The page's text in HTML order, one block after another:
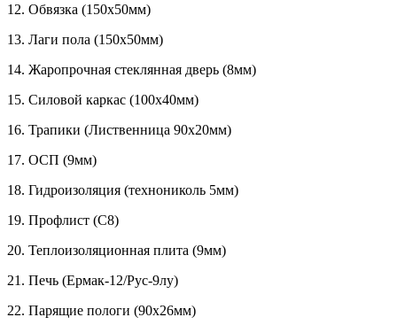
12. Обвязка (150x50мм)
13. Лаги пола (150х50мм)
14. Жаропрочная стеклянная дверь (8мм)
15. Силовой каркас (100x40мм)
16. Трапики (Лиственница 90x20мм)
17. ОСП (9мм)
18. Гидроизоляция (технониколь 5мм)
19. Профлист (С8)
20. Теплоизоляционная плита (9мм)
21. Печь (Ермак-12/Рус-9лу)
22. Парящие пологи (90x26мм)